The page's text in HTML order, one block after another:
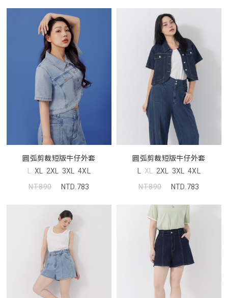
圓弧剪裁短版牛仔外套
L XL 2XL 3XL 4XL
NT.890
NTD.783
圓弧剪裁短版牛仔外套
L XL 2XL 3XL 4XL
NT.890
NTD.783